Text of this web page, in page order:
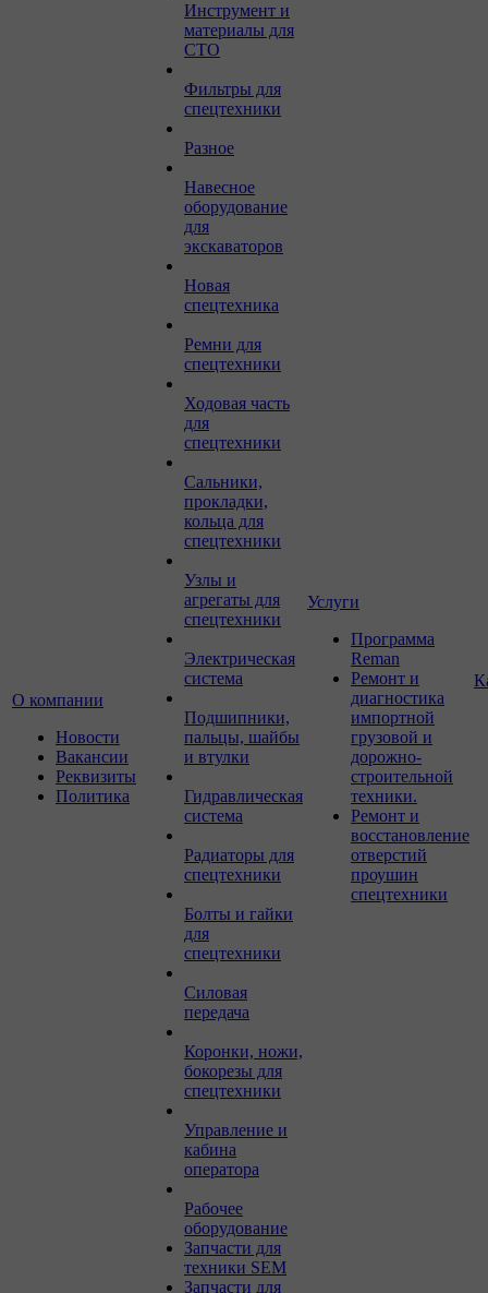
О компании
Новости
Вакансии
Реквизиты
Политика
Инструмент и
материалы для
СТО
Фильтры для
спецтехники
Разное
Навесное
оборудование
для
экскаваторов
Новая
спецтехника
Ремни для
спецтехники
Ходовая часть
для
спецтехники
Сальники,
прокладки,
кольца для
спецтехники
Узлы и
агрегаты для
спецтехники
Электрическая
система
Подшипники,
пальцы, шайбы
и втулки
Гидравлическая
система
Радиаторы для
спецтехники
Болты и гайки
для
спецтехники
Силовая
передача
Коронки, ножи,
бокорезы для
спецтехники
Управление и
кабина
оператора
Рабочее
оборудование
Запчасти для
техники SEM
Запчасти для
Услуги
Программа
Reman
Ремонт и
диагностика
импортной
грузовой и
дорожно-
строительной
техники.
Ремонт и
восстановление
отверстий
проушин
спецтехники